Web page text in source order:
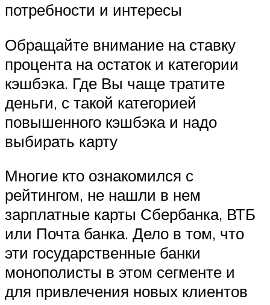
потребности и интересы
Обращайте внимание на ставку
процента на остаток и категории
кэшбэка. Где Вы чаще тратите
деньги, с такой категорией
повышенного кэшбэка и надо
выбирать карту
Многие кто ознакомился с
рейтингом, не нашли в нем
зарплатные карты Сбербанка, ВТБ
или Почта банка. Дело в том, что
эти государственные банки
монополисты в этом сегменте и
для привлечения новых клиентов